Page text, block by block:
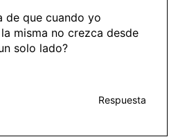
de que cuando yo
misma no crezca desde
solo lado?
Respuesta